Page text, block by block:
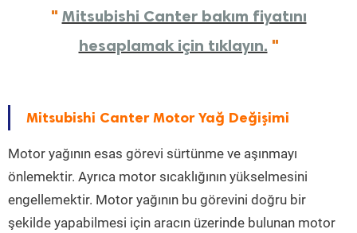
" Mitsubishi Canter bakım fiyatını
hesaplamak için tıklayın. "
Mitsubishi Canter Motor Yağ Değişimi
Motor yağının esas görevi sürtünme ve aşınmayı
önlemektir. Ayrıca motor sıcaklığının yükselmesini
engellemektir. Motor yağının bu görevini doğru bir
şekilde yapabilmesi için aracın üzerinde bulunan motor